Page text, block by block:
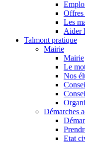
Offres
Les
Aider
Talmont pratique
Mairie
Mairie
Le
Nos
Démarches
Etat